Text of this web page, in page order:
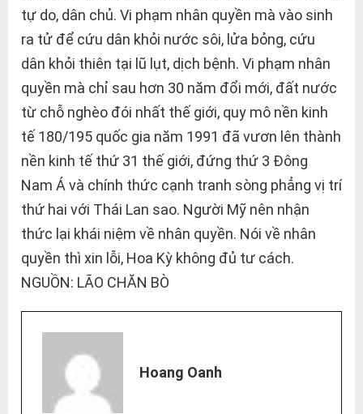
tự do, dân chủ. Vi phạm nhân quyền mà vào sinh
ra tử để cứu dân khỏi nước sôi, lửa bỏng, cứu
dân khỏi thiên tại lũ lụt, dịch bệnh. Vi phạm nhân
quyền mà chỉ sau hơn 30 năm đổi mới, đất nước
từ chỗ nghèo đói nhất thế giới, quy mô nền kinh
tế 180/195 quốc gia năm 1991 đã vươn lên thành
nền kinh tế thứ 31 thế giới, đứng thứ 3 Đông
Nam Á và chính thức cạnh tranh sòng phẳng vị trí
thứ hai với Thái Lan sao. Người Mỹ nên nhận
thức lại khái niệm về nhân quyền. Nói về nhân
quyền thì xin lỗi, Hoa Kỳ không đủ tư cách.
NGUỒN: LÃO CHĂN BÒ
Hoang Oanh